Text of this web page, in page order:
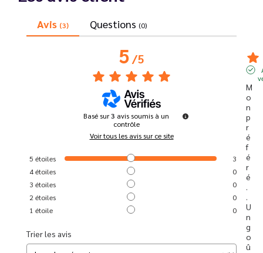
Avis (3) Questions (0)
5/5
Basé sur3 avis soumis à un
contrôle
Voir tous les avis sur ce site
5 étoiles
3
4étoiles
0
3 étoiles
0
2 étoiles
0
1 étoile 0
Trier les avis
M
o
n
p
r
é
f
é
r
é
.
.
U
n
g
o
û